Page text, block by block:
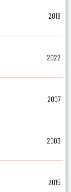
2018
2022
2007
2003
2015